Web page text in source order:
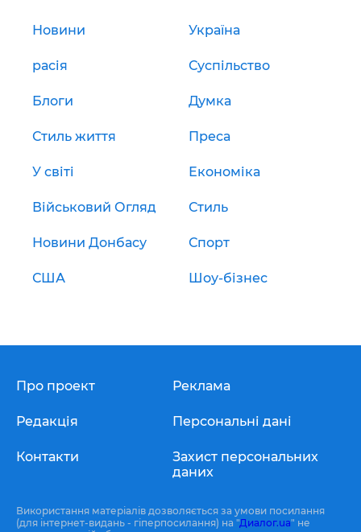
Новини Україна
расія Суспільство
Блоги Думка
Стиль життя Преса
У світі Економіка
Військовий Огляд Стиль
Новини Донбасу Спорт
США Шоу-бізнес
Про проект
Редакція
Контакти
Реклама
Персональні дані
Захист персональних
даних
Використання матеріалів дозволяється за умови посилання
(для інтернет-видань - гіперпосилання) на "Диалог.ua" не